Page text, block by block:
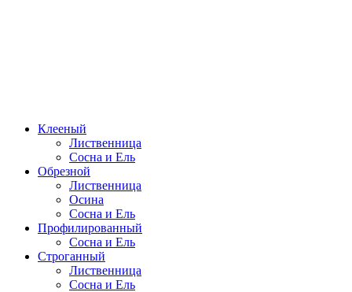
Клееный
Лиственница
Сосна и Ель
Обрезной
Лиственница
Осина
Сосна и Ель
Профилированный
Сосна и Ель
Строганный
Лиственница
Сосна и Ель